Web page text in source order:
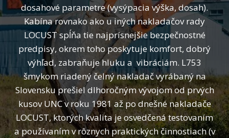
dosahové parametre (vysýpacia výška, dosah).
Kabína rovnako ako u iných nakladačov rady
LOCUST spĺňa tie najprísnejšie bezpečnostné
predpisy, okrem toho poskytuje komfort, dobrý
výhľad, zabraňuje hluku a vibráciám. L753
šmykom riadený čelný nakladač vyrábaný na
Slovensku prešiel dlhoročným vývojom od prvých
kusov UNC v roku 1981 až po dnešné nakladače
LOCUST, ktorých kvalita je osvedčená testovaním
a používaním v rôznych praktických činnostiach (v